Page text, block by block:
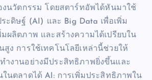
งนวัตกรรม โดยสตาร์ทอัพได้หันมาใช้
ดิษฐ์ (AI) และ Big Data เพื่อเพิ่ม
ผลิตภาพ และสร้างความได้เปรียบใน
ง การใช้เทคโนโลยีเหล่านี้ช่วยให้
ำงานอย่างมีประสิทธิภาพยิ่งขึ้นและ
นตลาดได้ AI: การเพิ่มประสิทธิภาพใน